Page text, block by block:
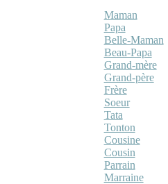
Maman
Papa
Belle-Maman
Beau-Papa
Grand-mère
Grand-père
Frère
Soeur
Tata
Tonton
Cousine
Cousin
Parrain
Marraine